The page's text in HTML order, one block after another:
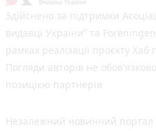
Здійснено за підтримки
видавці України” та
рамках реалізації проєкту Хаб
Погляди авторів не
позицією партнерів
Незалежний новинний портал